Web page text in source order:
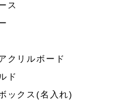
ス
クリルボード
ド
ックス(名入れ)